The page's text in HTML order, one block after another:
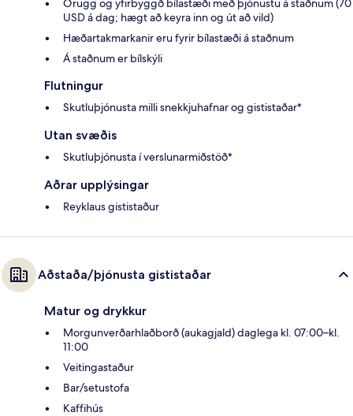
Örugg og yfirbyggð bílastæði með þjónustu á staðnum (70
USD á dag; hægt að keyra inn og út að vild)
Hæðartakmarkanir eru fyrir bílastæði á staðnum
Á staðnum er bílskýli
Flutningur
Skutluþjónusta milli snekkjuhafnar og gististaðar*
Utan svæðis
Skutluþjónusta í verslunarmiðstöð*
Aðrar upplýsingar
Reyklaus gististaður
Aðstaða/þjónusta gististaðar
Matur og drykkur
Morgunverðarhlaðborð (aukagjald) daglega kl. 07:00–kl.
11:00
Veitingastaður
Bar/setustofa
Kaffihús